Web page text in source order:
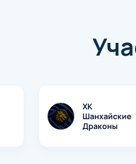
ХК
Шанхайские
Драконы